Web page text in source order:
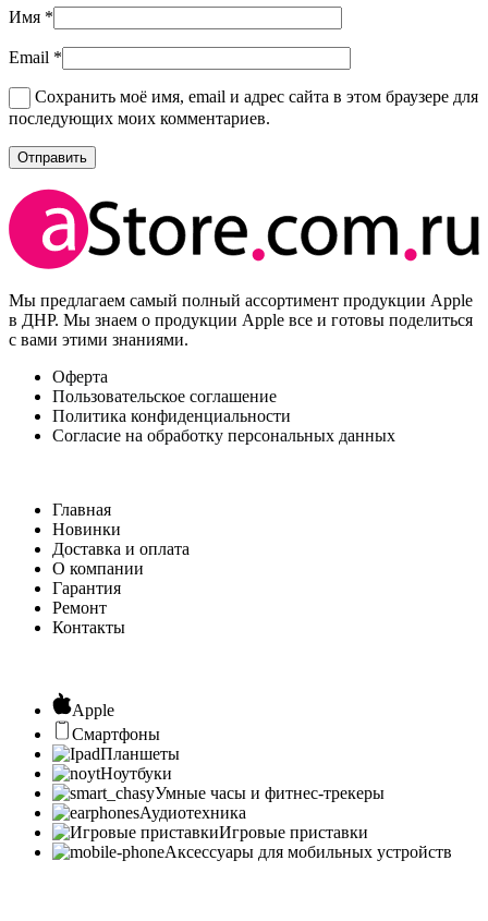
Имя *
Email *
Сохранить моё имя, email и адрес сайта в этом браузере для
последующих моих комментариев.
Мы предлагаем самый полный ассортимент продукции Apple
в ДНР. Мы знаем о продукции Apple все и готовы поделиться
с вами этими знаниями.
Оферта
Пользовательское соглашение
Политика конфиденциальности
Согласие на обработку персональных данных
Главная
Новинки
Доставка и оплата
О компании
Гарантия
Ремонт
Контакты
Apple
Смартфоны
Планшеты
Ноутбуки
Умные часы и фитнес-трекеры
Аудиотехника
Игровые приставки
Аксессуары для мобильных устройств